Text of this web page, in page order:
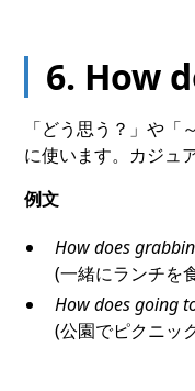
6. How
「どう思う？」や
に使います。カジュ
例文
How does
(一緒にランチを
How does going
(公園でピクニッ